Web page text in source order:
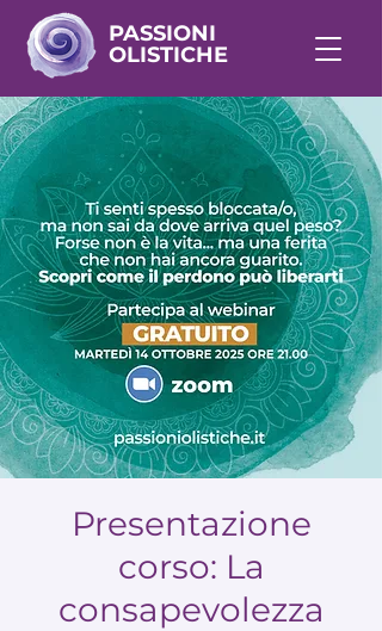
PASSIONI
OLISTICHE
Presentazione
corso: La
consapevolezza